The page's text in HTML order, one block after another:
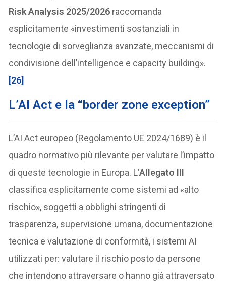
Risk Analysis 2025/2026 raccomanda
esplicitamente «investimenti sostanziali in
tecnologie di sorveglianza avanzate, meccanismi di
condivisione dell’intelligence e capacity building».
[26]
L’AI Act e la “border zone exception”
L’AI Act europeo (Regolamento UE 2024/1689) è il
quadro normativo più rilevante per valutare l’impatto
di queste tecnologie in Europa. L’Allegato III
classifica esplicitamente come sistemi ad «alto
rischio», soggetti a obblighi stringenti di
trasparenza, supervisione umana, documentazione
tecnica e valutazione di conformità, i sistemi AI
utilizzati per: valutare il rischio posto da persone
che intendono attraversare o hanno già attraversato